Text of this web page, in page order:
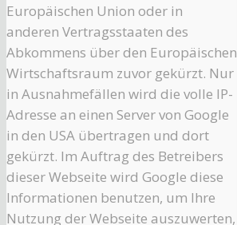
Europäischen Union oder in
anderen Vertragsstaaten des
Abkommens über den Europäischen
Wirtschaftsraum zuvor gekürzt. Nur
in Ausnahmefällen wird die volle IP-
Adresse an einen Server von Google
in den USA übertragen und dort
gekürzt. Im Auftrag des Betreibers
dieser Webseite wird Google diese
Informationen benutzen, um Ihre
Nutzung der Webseite auszuwerten,